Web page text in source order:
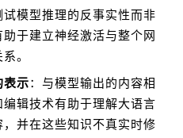
试模型推理的反事实性而非
于建立神经激活与整个网
。
表示：与模型输出的内容相
编辑技术有助于理解大语言
并在这些知识不真实时修